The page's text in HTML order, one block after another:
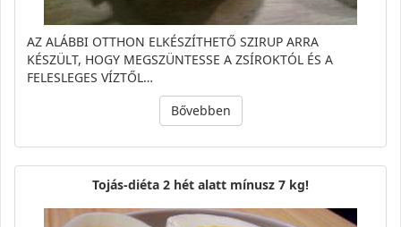
AZ ALÁBBI OTTHON ELKÉSZÍTHETŐ SZIRUP ARRA
KÉSZÜLT, HOGY MEGSZÜNTESSE A ZSÍROKTÓL ÉS A
FELESLEGES VÍZTŐL…
Bővebben
Tojás-diéta 2 hét alatt mínusz 7 kg!